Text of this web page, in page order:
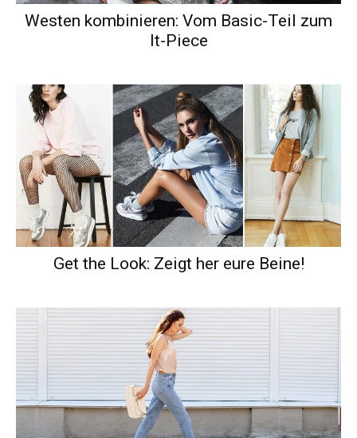
Westen kombinieren: Vom Basic-Teil zum
It-Piece
Get the Look: Zeigt her eure Beine!